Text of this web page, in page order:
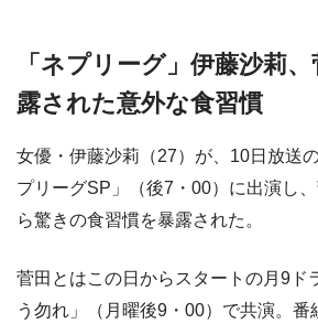
「ネプリーグ」伊藤沙莉
露された意外な食習慣
女優・伊藤沙莉（27）が、10日放送
プリーグSP」（後7・00）に出演し
ら驚きの食習慣を暴露された。
菅田とはこの日からスタートの月9ド
う勿れ」（月曜後9・00）で共演。番